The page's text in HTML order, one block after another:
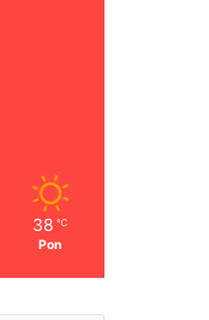
38 ℃
Pon